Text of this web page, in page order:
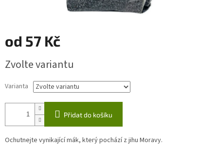
od 57 Kč
cena:
Zvolte variantu
Varianta
Přidat do košíku
Ochutnejte vynikající mák, který pochází z jihu Moravy.